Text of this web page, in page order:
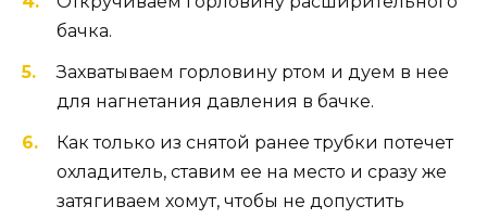
бачка.
Захватываем горловину ртом и дуем в нее
для нагнетания давления в бачке.
Как только из снятой ранее трубки потечет
охладитель, ставим ее на место и сразу же
затягиваем хомут, чтобы не допустить